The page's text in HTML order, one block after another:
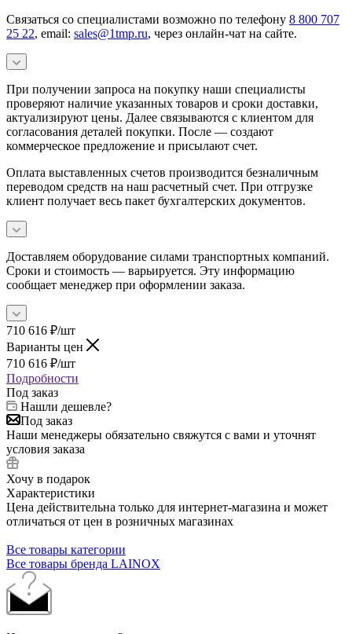
Связаться со специалистами возможно по телефону 8 800 707
25 22, email: sales@1tmp.ru, через онлайн-чат на сайте.
При получении запроса на покупку наши специалисты
проверяют наличие указанных товаров и сроки доставки,
актуализируют цены. Далее связываются с клиентом для
согласования деталей покупки. После — создают
коммерческое предложение и присылают счет.
Оплата выставленных счетов производится безналичным
переводом средств на наш расчетный счет. При отгрузке
клиент получает весь пакет бухгалтерских документов.
Доставляем оборудование силами транспортных компаний.
Сроки и стоимость — варьируется. Эту информацию
сообщает менеджер при оформлении заказа.
710 616 ₽/шт
Варианты цен
710 616 ₽/шт
Подробности
Под заказ
Нашли дешевле?
Под заказ
Наши менеджеры обязательно свяжутся с вами и уточнят
условия заказа
Хочу в подарок
Характеристики
Цена действительна только для интернет-магазина и может
отличаться от цен в розничных магазинах
Все товары категории
Все товары бренда LAINOX